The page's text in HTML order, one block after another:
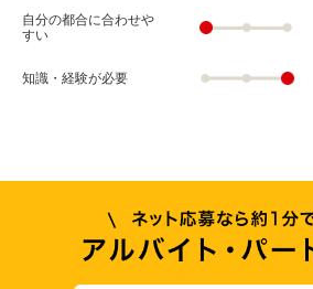
自分の都合に合わせや
すい
知識・経験が必要